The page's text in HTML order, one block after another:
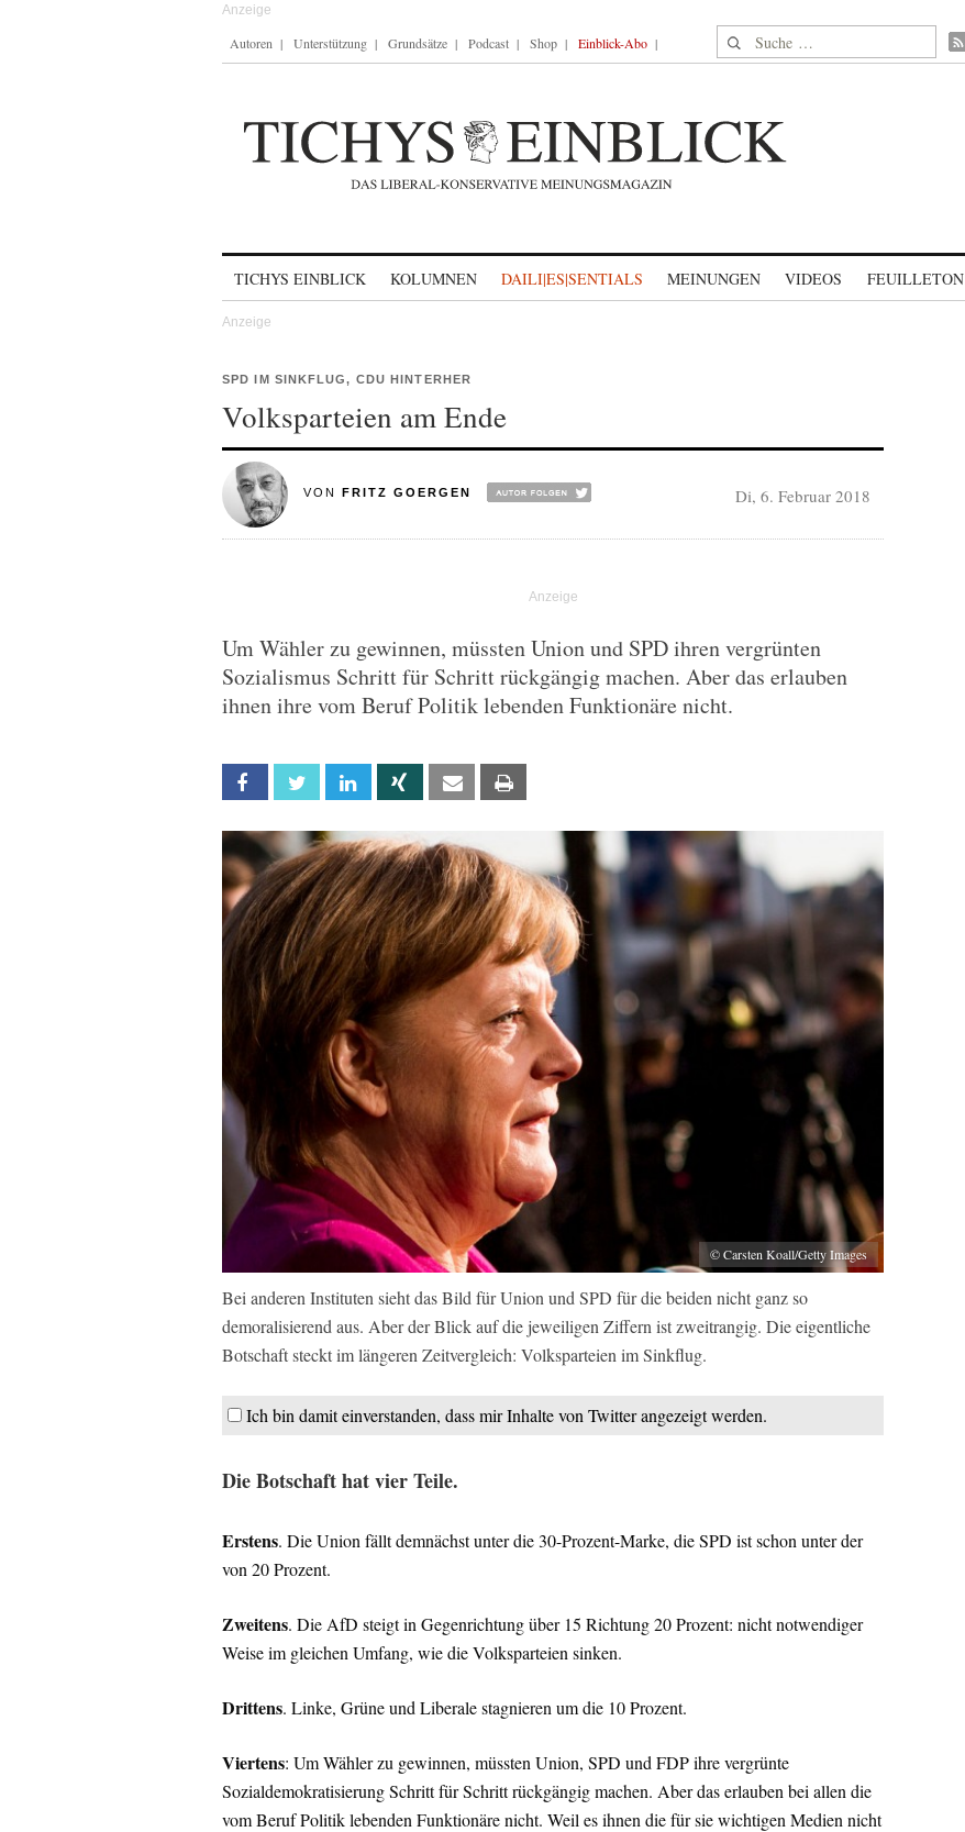
Autoren Unterstützung Grundsätze Podcast Shop Einblick-Abo Suche nach:
TICHYS EINBLICK KOLUMNEN DAILI|ES|SENTIALS MEINUNGEN VIDEOS FEUILLETON
SPD IM SINKFLUG, CDU HINTERHER
Volksparteien am Ende
VON FRITZ GOERGEN Di, 6. Februar 2018
Um Wähler zu gewinnen, müssten Union und SPD ihren vergrünten
Sozialismus Schritt für Schritt rückgängig machen. Aber das erlauben
ihnen ihre vom Beruf Politik lebenden Funktionäre nicht.
Facebook Twitter Linkedin Xing Email
© Carsten Koall/Getty Images
Bei anderen Instituten sieht das Bild für Union und SPD für die beiden nicht ganz so
demoralisierend aus. Aber der Blick auf die jeweiligen Ziffern ist zweitrangig. Die eigentliche
Botschaft steckt im längeren Zeitvergleich: Volksparteien im Sinkflug.
Ich bin damit einverstanden, dass mir Inhalte von Twitter angezeigt werden.
Die Botschaft hat vier Teile.
Erstens. Die Union fällt demnächst unter die 30-Prozent-Marke, die SPD ist schon unter der
von 20 Prozent.
Zweitens. Die AfD steigt in Gegenrichtung über 15 Richtung 20 Prozent: nicht notwendiger
Weise im gleichen Umfang, wie die Volksparteien sinken.
Drittens. Linke, Grüne und Liberale stagnieren um die 10 Prozent.
Viertens: Um Wähler zu gewinnen, müssten Union, SPD und FDP ihre vergrünte
Sozialdemokratisierung Schritt für Schritt rückgängig machen. Aber das erlauben bei allen die
vom Beruf Politik lebenden Funktionäre nicht. Weil es ihnen die für sie wichtigen Medien nicht